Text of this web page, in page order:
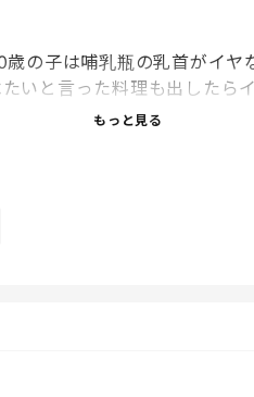
の子は哺乳瓶の乳首がイヤ
いと言った料理も出したら
もっと見る